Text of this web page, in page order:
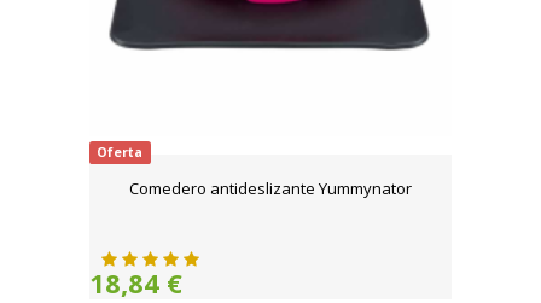
Oferta
Comedero antideslizante Yummynator
18,84 €